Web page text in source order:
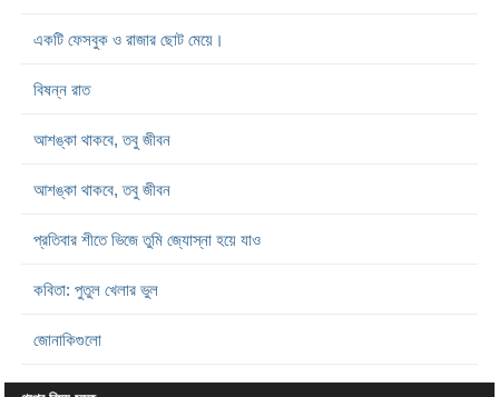
একটি ফেসবুক ও রাজার ছোট মেয়ে।
বিষন্ন রাত
আশঙ্কা থাকবে, তবু জীবন
আশঙ্কা থাকবে, তবু জীবন
প্রতিবার শীতে ভিজে তুমি জ্যোস্না হয়ে যাও
কবিতা: পুতুল খেলার ভুল
জোনাকিগুলো